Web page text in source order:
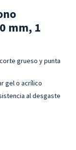
mm, 1
grueso y punta
gel o acrílico
al desgaste